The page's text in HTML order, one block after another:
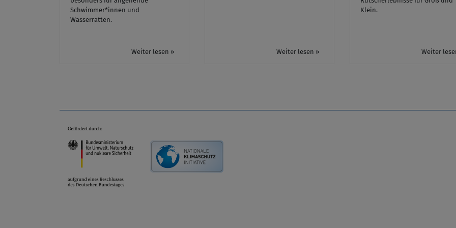
Schwimmer*innen und
Wasserratten.
Weiter lesen » Weiter lesen »
Klein.
Weiter